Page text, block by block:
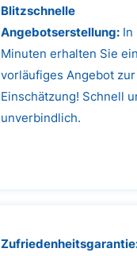
Blitzschnelle
Angebotserstellung:In
Minuten erhalten Sie ein
vorläufiges Angebot
Einschätzung! Schnell
unverbindlich.